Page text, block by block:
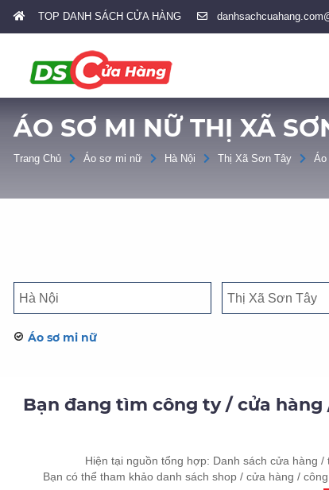
TOP DANH SÁCH CỬA HÀNG
ÁO SƠ MI NỮ THỊ XÃ
Trang Chủ Áo sơ mi nữ Hà Nội Thị Xã Sơn Tây Áo
Áo sơ mi nữ
Bạn đang tìm công ty / cửa hàng
Hiện tại nguồn tổng hợp: Danh sách cửa hàng
Bạn có thể tham khảo danh sách shop / cửa hàng /